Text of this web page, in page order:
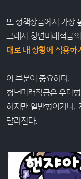
또 정책상품에서 가장
그래서 청년미래적금
대로 내 상황에 적용하
이 부분이 중요하다.
청년미래적금은 우대
하지만 일반형이거나,
달라진다.